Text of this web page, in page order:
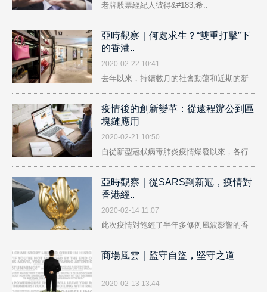
老牌股票經紀人彼得&#183;希..
亞時觀察｜何處求生？“雙重打擊”下
的香港..
2020-02-22 10:41
去年以來，持續數月的社會動蕩和近期的新
疫情後的創新變革：從遠程辦公到區
塊鏈應用
2020-02-21 10:50
自從新型冠狀病毒肺炎疫情爆發以來，各行
亞時觀察｜從SARS到新冠，疫情對
香港經..
2020-02-14 11:07
此次疫情對飽經了半年多修例風波影響的香
商場風雲｜監守自盜，堅守之道
2020-02-13 13:44